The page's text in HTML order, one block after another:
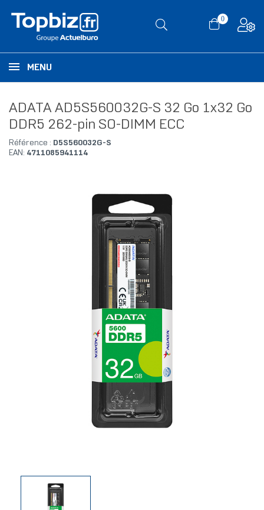
0
MENU
ADATA AD5S560032G-S 32 Go 1x32 Go
DDR5 262-pin SO-DIMM ECC
Référence : D5S560032G-S
EAN: 4711085941114